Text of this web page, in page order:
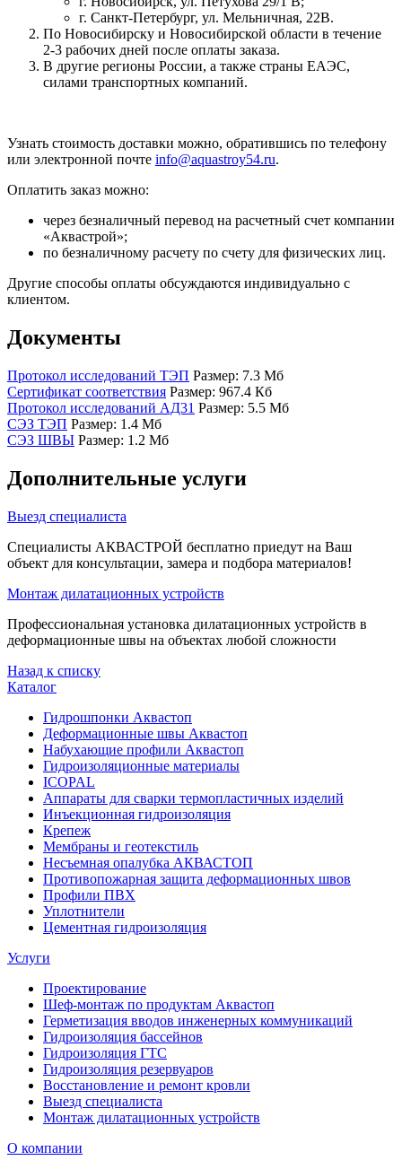
г. Санкт-Петербург, ул. Мельничная, 22В.
По Новосибирску и Новосибирской области в течение
2-3 рабочих дней после оплаты заказа.
В другие регионы России, а также страны ЕАЭС,
силами транспортных компаний.
Узнать стоимость доставки можно, обратившись по телефону
или электронной почте info@aquastroy54.ru.
Оплатить заказ можно:
через безналичный перевод на расчетный счет компании
«Аквастрой»;
по безналичному расчету по счету для физических лиц.
Другие способы оплаты обсуждаются индивидуально с
клиентом.
Документы
Протокол исследований ТЭП Размер: 7.3 Мб
Сертификат соответствия Размер: 967.4 Кб
Протокол исследований АД31 Размер: 5.5 Мб
СЭЗ ТЭП Размер: 1.4 Мб
СЭЗ ШВЫ Размер: 1.2 Мб
Дополнительные услуги
Выезд специалиста
Специалисты АКВАСТРОЙ бесплатно приедут на Ваш
объект для консультации, замера и подбора материалов!
Монтаж дилатационных устройств
Профессиональная установка дилатационных устройств в
деформационные швы на объектах любой сложности
Назад к списку
Каталог
Гидрошпонки Аквастоп
Деформационные швы Аквастоп
Набухающие профили Аквастоп
Гидроизоляционные материалы
ICOPAL
Аппараты для сварки термопластичных изделий
Инъекционная гидроизоляция
Крепеж
Мембраны и геотекстиль
Несъемная опалубка АКВАСТОП
Противопожарная защита деформационных швов
Профили ПВХ
Уплотнители
Цементная гидроизоляция
Услуги
Проектирование
Шеф-монтаж по продуктам Аквастоп
Герметизация вводов инженерных коммуникаций
Гидроизоляция бассейнов
Гидроизоляция ГТС
Гидроизоляция резервуаров
Восстановление и ремонт кровли
Выезд специалиста
Монтаж дилатационных устройств
О компании